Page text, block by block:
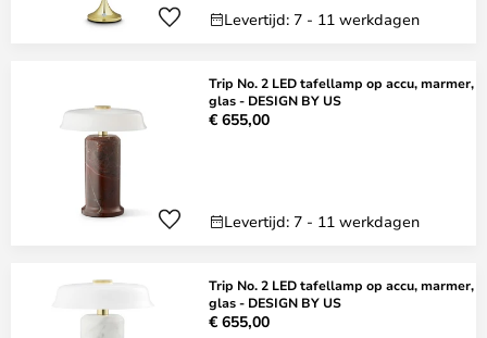
Levertijd: 7 - 11 werkdagen
Trip No. 2 LED tafellamp op accu, marmer,
glas - DESIGN BY US
€ 655,00
Levertijd: 7 - 11 werkdagen
Trip No. 2 LED tafellamp op accu, marmer,
glas - DESIGN BY US
€ 655,00